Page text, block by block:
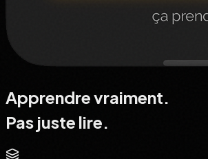
Apprendre vraiment.
Pas juste lire.